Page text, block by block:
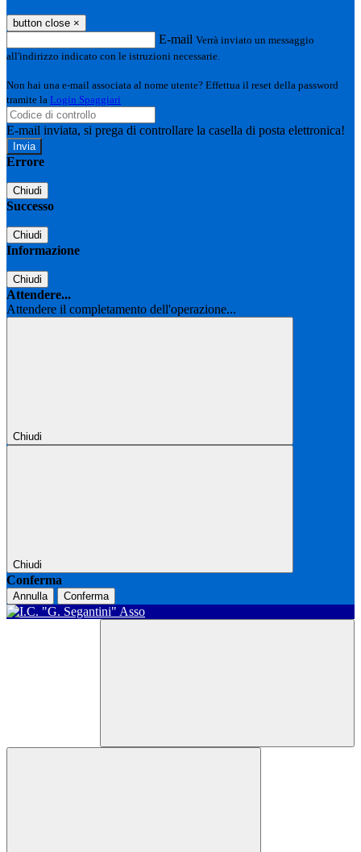
button close ×
E-mail Verrà inviato un messaggio
all'indirizzo indicato con le istruzioni necessarie.
Non hai una e-mail associata al nome utente? Effettua il reset della password
tramite la Login Spaggiari
E-mail inviata, si prega di controllare la casella di posta elettronica!
Errore
Chiudi
Successo
Chiudi
Informazione
Chiudi
Attendere...
Attendere il completamento dell'operazione...
Chiudi
Chiudi
Conferma
Annulla Conferma